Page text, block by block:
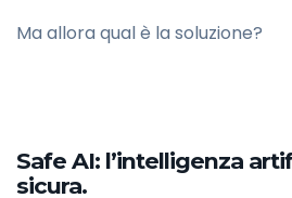
Ma allora qual è la soluzione?
Safe AI: l’intelligenza
sicura.